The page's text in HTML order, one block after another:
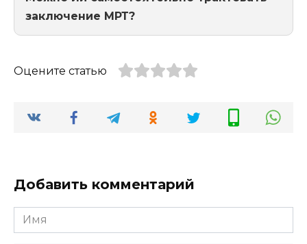
заключение МРТ?
Оцените статью
Добавить комментарий
Имя